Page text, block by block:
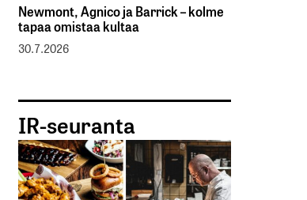
Newmont, Agnico ja Barrick – kolme
tapaa omistaa kultaa
30.7.2026
IR-seuranta